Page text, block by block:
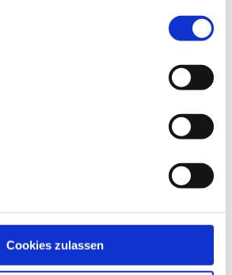
Cookies zulassen
und
Überreichung